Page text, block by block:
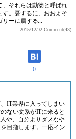
、それらは動物と呼ばれ
す。要するに、おおよそ
リーに属する...
2015/12/02 Comment(43)
0
IT業界に入ってしまい
ない文系がITに来ると
や、自分よりダメなや
目指します。一応イン